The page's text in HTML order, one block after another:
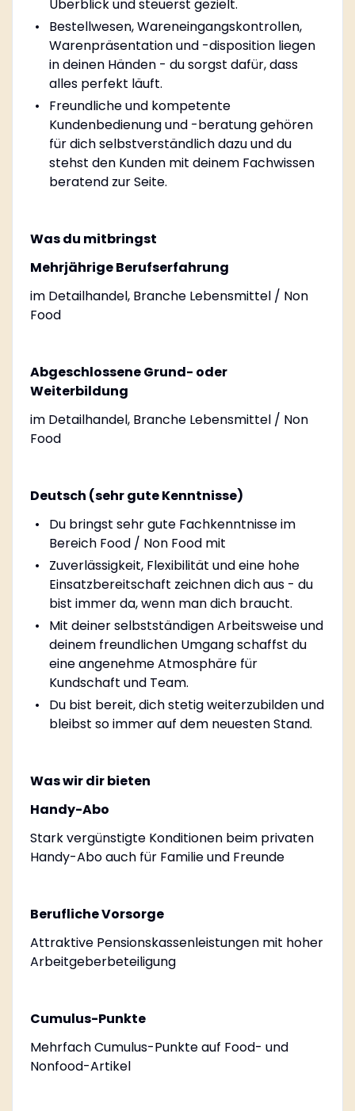
Überblick und steuerst gezielt.
Bestellwesen, Wareneingangskontrollen,
Warenpräsentation und -disposition liegen
in deinen Händen - du sorgst dafür, dass
alles perfekt läuft.
Freundliche und kompetente
Kundenbedienung und -beratung gehören
für dich selbstverständlich dazu und du
stehst den Kunden mit deinem Fachwissen
beratend zur Seite.
Was du mitbringst
Mehrjährige Berufserfahrung
im Detailhandel, Branche Lebensmittel / Non
Food
Abgeschlossene Grund- oder
Weiterbildung
im Detailhandel, Branche Lebensmittel / Non
Food
Deutsch (sehr gute Kenntnisse)
Du bringst sehr gute Fachkenntnisse im
Bereich Food / Non Food mit
Zuverlässigkeit, Flexibilität und eine hohe
Einsatzbereitschaft zeichnen dich aus - du
bist immer da, wenn man dich braucht.
Mit deiner selbstständigen Arbeitsweise und
deinem freundlichen Umgang schaffst du
eine angenehme Atmosphäre für
Kundschaft und Team.
Du bist bereit, dich stetig weiterzubilden und
bleibst so immer auf dem neuesten Stand.
Was wir dir bieten
Handy-Abo
Stark vergünstigte Konditionen beim privaten
Handy-Abo auch für Familie und Freunde
Berufliche Vorsorge
Attraktive Pensionskassenleistungen mit hoher
Arbeitgeberbeteiligung
Cumulus-Punkte
Mehrfach Cumulus-Punkte auf Food- und
Nonfood-Artikel